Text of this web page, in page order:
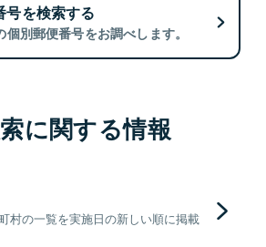
号を検索する
別郵便番号をお調べします。
に関する情報
村の一覧を実施日の新しい順に掲載